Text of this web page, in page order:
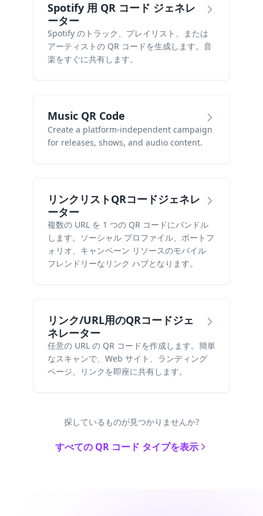
Spotify 用 QR コード ジェネレ
ーター
Spotify のトラック、プレイリスト、または
アーティストの QR コードを生成します。音
楽をすぐに共有します。
Music QR Code
Create a platform-independent campaign
for releases, shows, and audio content.
リンクリストQRコードジェネレ
ーター
複数の URL を 1 つの QR コードにバンドル
します。ソーシャル プロファイル、ポートフ
ォリオ、キャンペーン リソースのモバイル
フレンドリーなリンク ハブとなります。
リンク/URL用のQRコードジェ
ネレーター
任意の URL の QR コードを作成します。簡単
なスキャンで、Web サイト、ランディング
ページ、リンクを即座に共有します。
探しているものが見つかりませんか?
すべての QR コード タイプを表示